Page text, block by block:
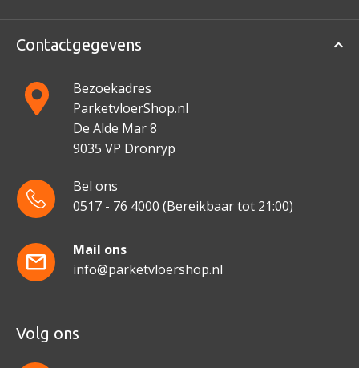
Contactgegevens
Bezoekadres
ParketvloerShop.nl
De Alde Mar 8
9035 VP Dronryp
Bel ons
0517 - 76 4000 (Bereikbaar tot 21:00)
Mail ons
info@parketvloershop.nl
Volg ons